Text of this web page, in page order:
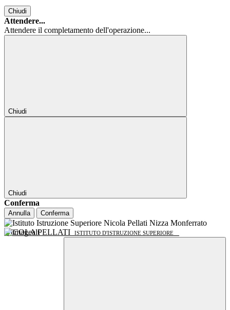
Chiudi
Attendere...
Attendere il completamento dell'operazione...
Chiudi
Chiudi
Conferma
Annulla Conferma
NICOLA PELLATI ISTITUTO D'ISTRUZIONE SUPERIORE